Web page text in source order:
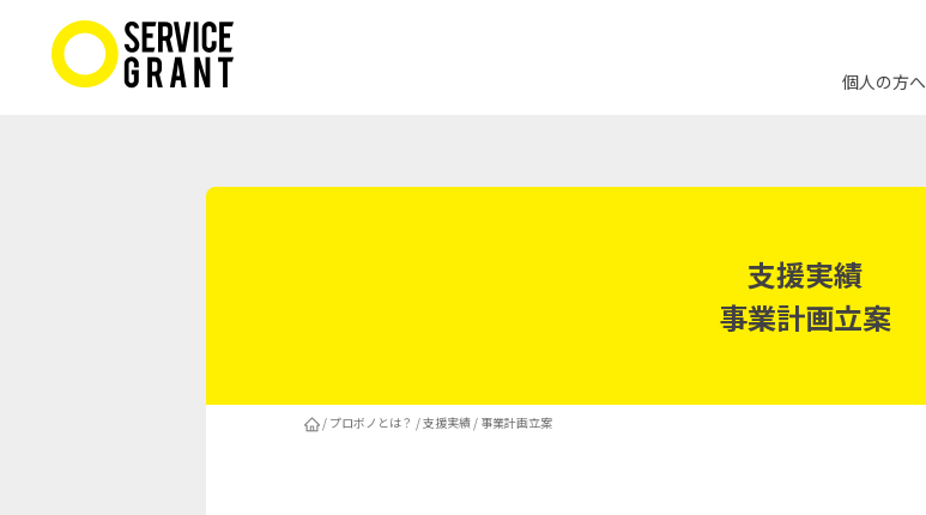
個人の方へ
支援実績
事業計画立案
/ プロボノとは？ /支援実績 / 事業計画立案